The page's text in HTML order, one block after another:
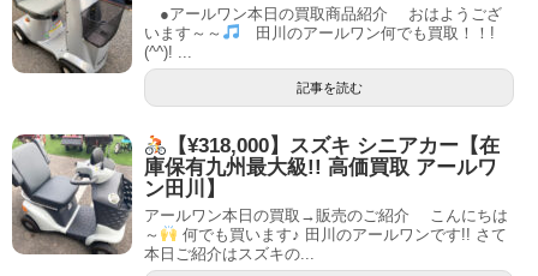
●アールワン本日の買取商品紹介 おはようござ
います～～
田川のアールワン何でも買取！！!
(^^)! ...
記事を読む
【¥318,000】スズキ シニアカー【在
庫保有九州最大級!! 高価買取 アールワ
ン田川】
アールワン本日の買取→販売のご紹介 こんにちは
～
何でも買います♪ 田川のアールワンです!! さて
本日ご紹介はスズキの...